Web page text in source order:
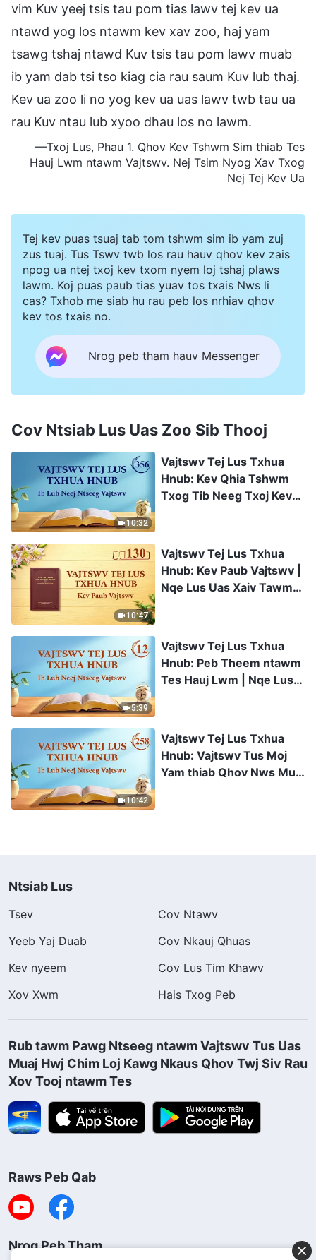
vim Kuv yeej tsis tau pom tias lawv tej kev ua
ntawd yog los ntawm kev xav zoo, haj yam
tsawg tshaj ntawd Kuv tsis tau pom lawv muab
ib yam dab tsi tso kiag cia rau saum Kuv lub thaj.
Kev ua zoo li no yog kev ua uas lawv twb tau ua
rau Kuv ntau lub xyoo dhau los no lawm.
—Txoj Lus, Phau 1. Qhov Kev Tshwm Sim thiab Tes
Hauj Lwm ntawm Vajtswv. Nej Tsim Nyog Xav Txog
Nej Tej Kev Ua
Tej kev puas tsuaj tab tom tshwm sim ib yam zuj
zus tuaj. Tus Tswv twb los rau hauv qhov kev zais
npog ua ntej txoj kev txom nyem loj tshaj plaws
lawm. Koj puas paub tias yuav tos txais Nws li
cas? Txhob me siab hu rau peb los nrhiav qhov
kev tos txais no.
Nrog peb tham hauv Messenger
Cov Ntsiab Lus Uas Zoo Sib Thooj
10:32
Vajtswv Tej Lus Txhua
Hnub: Kev Qhia Tshwm
Txog Tib Neeg Txoj Kev
356
10:47
Vajtswv Tej Lus Txhua
Hnub: Kev Paub Vajtswv |
Nqe Lus Uas Xaiv Tawm
5:39
Vajtswv Tej Lus Txhua
Hnub: Peb Theem ntawm
Tes Hauj Lwm | Nqe Lus
10:42
Vajtswv Tej Lus Txhua
Hnub: Vajtswv Tus Moj
Yam thiab Qhov Nws Muaj
Ntsiab Lus
Tsev
Cov Ntawv
Yeeb Yaj Duab
Cov Nkauj Qhuas
Kev nyeem
Cov Lus Tim Khawv
Xov Xwm
Hais Txog Peb
Rub tawm Pawg Ntseeg ntawm Vajtswv Tus Uas
Muaj Hwj Chim Loj Kawg Nkaus Qhov Twj Siv Rau
Xov Tooj ntawm Tes
Raws Peb Qab
Nrog Peb Tham